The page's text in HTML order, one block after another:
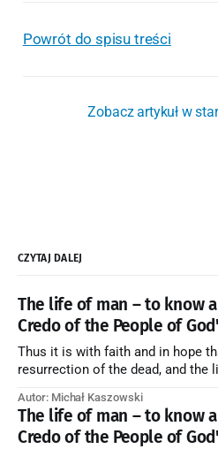
Powrót do spisu treści
Zobacz artykuł w
CZYTAJ DALEJ
The life of man – to know
Credo of the People of
Thus it is with faith and in hope
resurrection of the dead, and the
artykuł w starym serwisie →
Autor: Michał Kaszowski
The life of man – to know
Credo of the People of